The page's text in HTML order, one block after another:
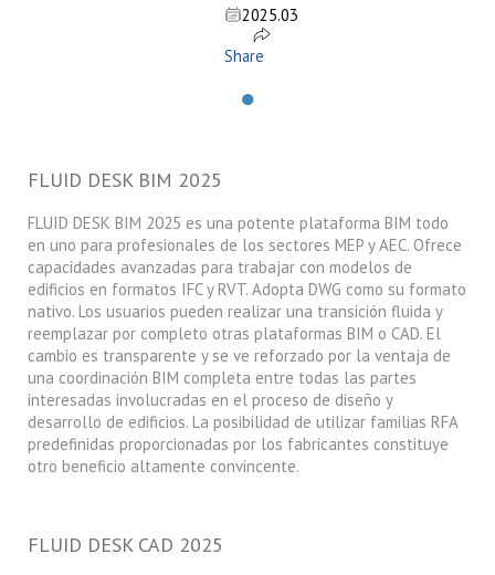
2025.03
Share
●
FLUID DESK BIM 2025
FLUID DESK BIM 2025 es una potente plataforma BIM todo
en uno para profesionales de los sectores MEP y AEC. Ofrece
capacidades avanzadas para trabajar con modelos de
edificios en formatos IFC y RVT. Adopta DWG como su formato
nativo. Los usuarios pueden realizar una transición fluida y
reemplazar por completo otras plataformas BIM o CAD. El
cambio es transparente y se ve reforzado por la ventaja de
una coordinación BIM completa entre todas las partes
interesadas involucradas en el proceso de diseño y
desarrollo de edificios. La posibilidad de utilizar familias RFA
predefinidas proporcionadas por los fabricantes constituye
otro beneficio altamente convincente.
FLUID DESK CAD 2025